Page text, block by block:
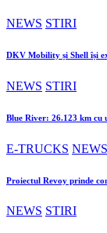
NEWS STIRI
DKV Mobility și Shell își
NEWS STIRI
Blue River: 26.123 km
E-TRUCKS NEWS
Proiectul Revoy prinde
NEWS STIRI